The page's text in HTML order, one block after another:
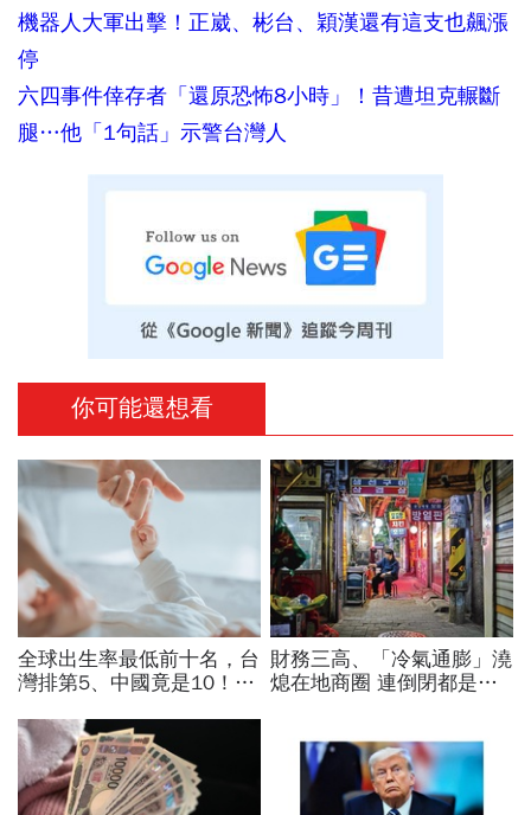
機器人大軍出擊！正崴、彬台、穎漢還有這支也飆漲
停
六四事件倖存者「還原恐怖8小時」！昔遭坦克輾斷
腿…他「1句話」示警台灣人
你可能還想看
全球出生率最低前十名，台
灣排第5、中國竟是10！亞
經濟壓力成天然避孕藥？
財務三高、「冷氣通膨」澆
熄在地商圈 連倒閉都是奢